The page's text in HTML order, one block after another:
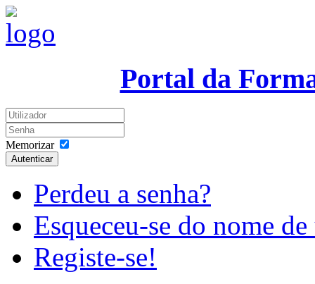
Portal da
Memorizar
Autenticar
Perdeu a senha?
Esqueceu-se do nome
Registe-se!